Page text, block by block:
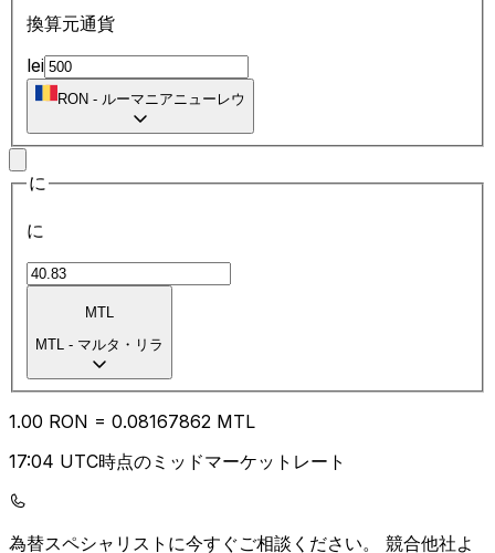
換算元通貨
lei
RON - ルーマニアニューレウ
に
に
MTL
MTL - マルタ・リラ
1.00 RON = 0.08167862 MTL
17:04 UTC時点のミッドマーケットレート
為替スペシャリストに今すぐご相談ください。 競合他社よ